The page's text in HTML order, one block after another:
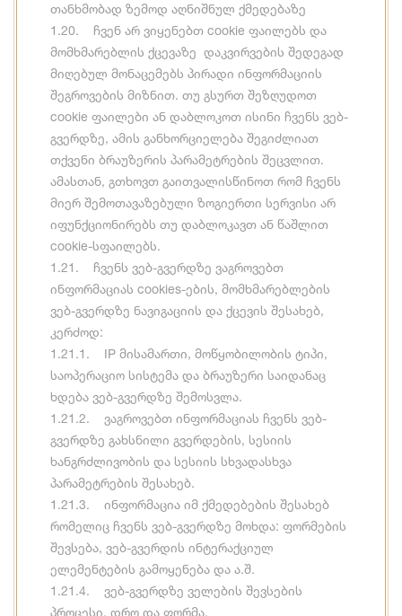
თანხმობად ზემოდ აღნიშნულ ქმედებაზე
1.20. ჩვენ არ ვიყენებთ cookie ფაილებს და
მომხმარებლის ქცევაზე დაკვირვების შედეგად
მიღებულ მონაცემებს პირადი ინფორმაციის
შეგროვების მიზნით. თუ გსურთ შეზღუდოთ
cookie ფაილები ან დაბლოკოთ ისინი ჩვენს ვებ-
გვერდზე, ამის განხორციელება შეგიძლიათ
თქვენი ბრაუზერის პარამეტრების შეცვლით.
ამასთან, გთხოვთ გაითვალისწინოთ რომ ჩვენს
მიერ შემოთავაზებული ზოგიერთი სერვისი არ
იფუნქციონირებს თუ დაბლოკავთ ან წაშლით
cookie-სფაილებს.
1.21. ჩვენს ვებ-გვერდზე ვაგროვებთ
ინფორმაციას cookies-ების, მომხმარებლების
ვებ-გვერდზე ნავიგაციის და ქცევის შესახებ,
კერძოდ:
1.21.1. IP მისამართი, მოწყობილობის ტიპი,
საოპერაციო სისტემა და ბრაუზერი საიდანაც
ხდება ვებ-გვერდზე შემოსვლა.
1.21.2. ვაგროვებთ ინფორმაციას ჩვენს ვებ-
გვერდზე გახსნილი გვერდების, სესიის
ხანგრძლივობის და სესიის სხვადასხვა
პარამეტრების შესახებ.
1.21.3. ინფორმაცია იმ ქმედებების შესახებ
რომელიც ჩვენს ვებ-გვერდზე მოხდა: ფორმების
შევსება, ვებ-გვერდის ინტერაქციულ
ელემენტების გამოყენება და ა.შ.
1.21.4. ვებ-გვერდზე ველების შევსების
პროცესი, დრო და ფორმა.